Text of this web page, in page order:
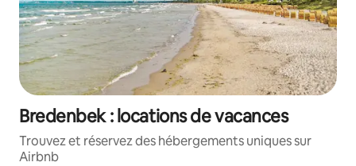
Bredenbek : locations de vacances
Trouvez et réservez des hébergements uniques sur
Airbnb